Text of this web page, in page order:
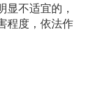
显不适宜的，
程度，依法作